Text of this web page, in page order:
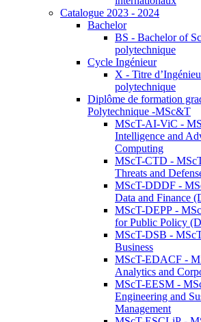
Catalogue 2023 - 2024
Bachelor
BS - Bachelor of
polytechnique
Cycle Ingénieur
X - Titre
polytechnique
Diplôme de formation
Polytechnique -MSc&T
MScT-AI-ViC -
Intelligence and
Computing
MScT-CTD -
Threats and
MScT-DDDF -
Data and Finance
MScT-DEPP -
for Public Policy
MScT-DSB -
Business
MScT-EDACF -
Analytics and
MScT-EESM -
Engineering and
Management